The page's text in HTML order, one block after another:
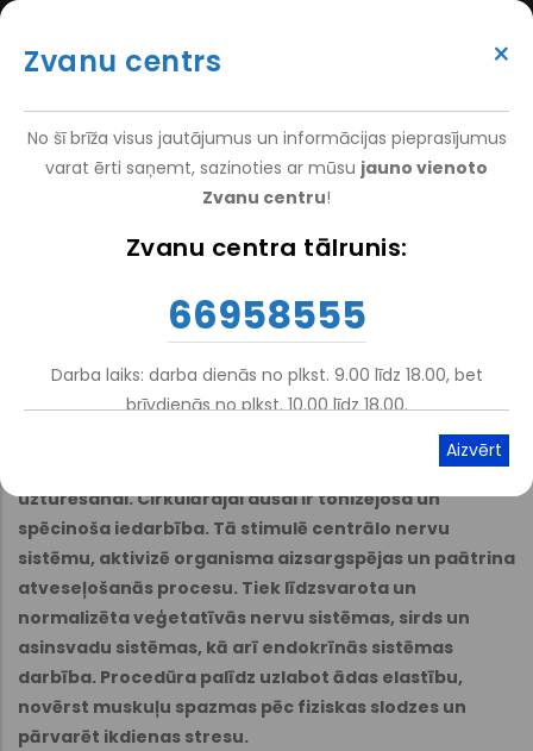
Skip
main
MENU
VAKANCES
DARBINIEKIEM
Breadcrumb
Cirkulārā duša
Atskaņot tekstu Viegli lasīt
Cirkulāro dušu izmanto pacientiem ar neirozēm un
uzturēšanai. Cirkulārajai dušai ir tonizējoša un
spēcinoša iedarbība. Tā stimulē centrālo nervu
sistēmu, aktivizē organisma aizsargspējas un paātrina
atveseļošanās procesu. Tiek līdzsvarota un
normalizēta veģetatīvās nervu sistēmas, sirds un
asinsvadu sistēmas, kā arī endokrīnās sistēmas
darbība. Procedūra palīdz uzlabot ādas elastību,
novērst muskuļu spazmas pēc fiziskas slodzes un
pārvarēt ikdienas stresu.
×
Zvanu centrs
No šī brīža visus jautājumus un informācijas pieprasījumus
varat ērti saņemt, sazinoties ar mūsu jauno vienoto
Zvanu centru!
Zvanu centra tālrunis:
66958555
Darba laiks: darba dienās no plkst. 9.00 līdz 18.00, bet
brīvdienās no plkst. 10.00 līdz 18.00.